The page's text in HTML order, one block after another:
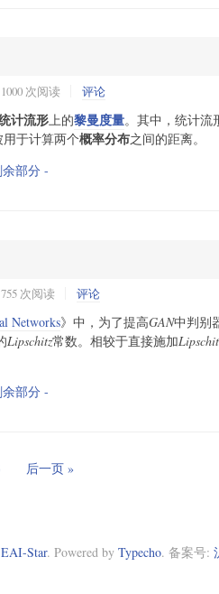
1000 次阅读 评论
计流形上的黎曼度量。其中，统计流
于计算两个概率分布之间的距离。
部分 -
755 次阅读 评论
Networks》中，为了提高GAN中判别
Lipschitz常数。相较于直接施加
部分 -
后一页 »
EAI-Star. Powered by Typecho. 备案号: